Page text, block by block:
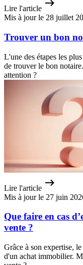
Lire l'article
Mis à jour le 28 juillet
Trouver un bon
L'une des étapes les
de trouver le bon
attention ?
Lire l'article
Mis à jour le 27 juin
Que faire en cas
vente ?
Grâce à son expertise,
d'un achat immobilier.